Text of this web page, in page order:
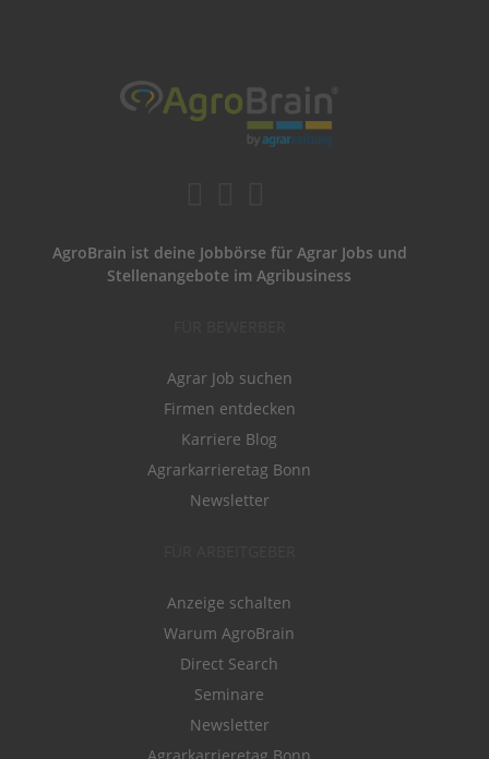
AgroBrain ist deine Jobbörse für Agrar Jobs und
Stellenangebote im Agribusiness
Agrar Job suchen
Firmen entdecken
Karriere Blog
Agrarkarrieretag Bonn
Newsletter
Anzeige schalten
Warum AgroBrain
Direct Search
Seminare
Newsletter